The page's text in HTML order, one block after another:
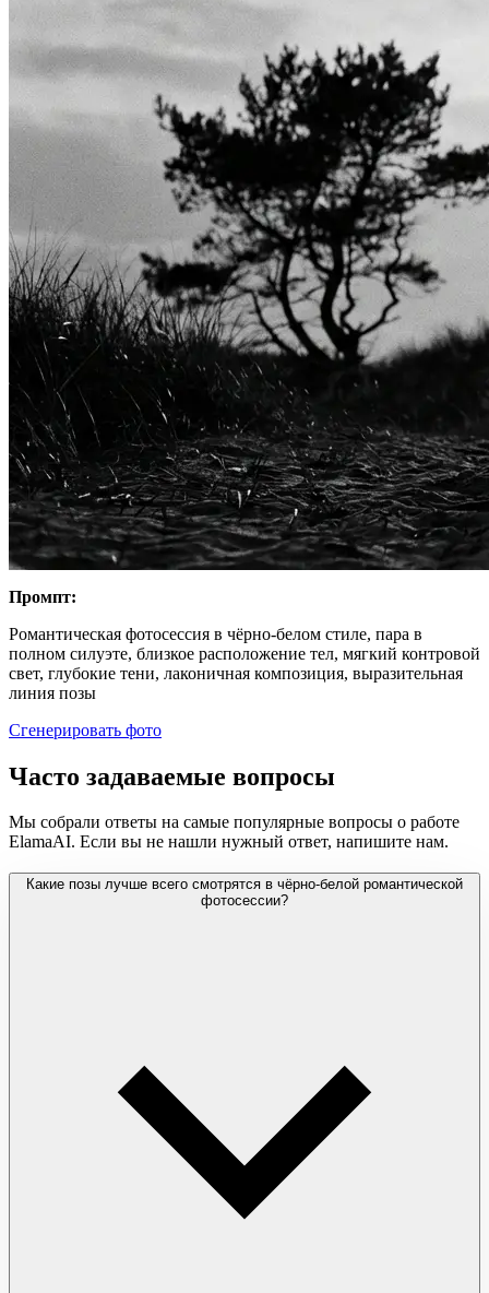
Промпт:
Романтическая фотосессия в чёрно-белом стиле, пара в
полном силуэте, близкое расположение тел, мягкий контровой
свет, глубокие тени, лаконичная композиция, выразительная
линия позы
Сгенерировать фото
Часто задаваемые вопросы
Мы собрали ответы на самые популярные вопросы о работе
ElamaAI. Если вы не нашли нужный ответ, напишите нам.
Какие позы лучше всего смотрятся в чёрно-белой романтической
фотосессии?